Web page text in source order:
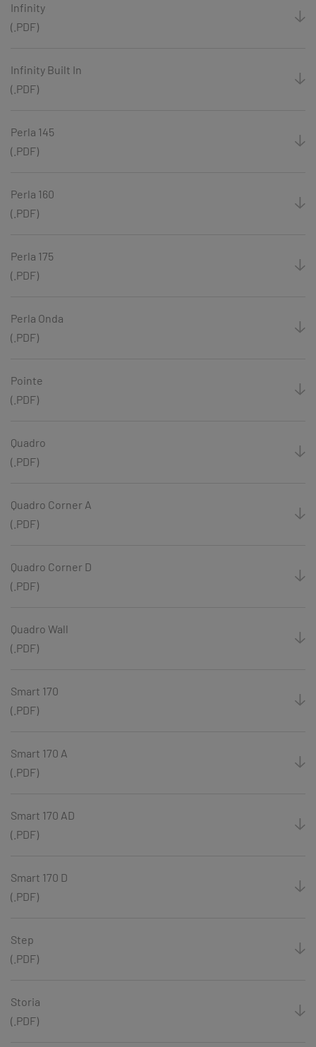
Infinity
(.PDF)
Infinity Built In
(.PDF)
Perla 145
(.PDF)
Perla 160
(.PDF)
Perla 175
(.PDF)
Perla Onda
(.PDF)
Pointe
(.PDF)
Quadro
(.PDF)
Quadro Corner A
(.PDF)
Quadro Corner D
(.PDF)
Quadro Wall
(.PDF)
Smart 170
(.PDF)
Smart 170 A
(.PDF)
Smart 170 AD
(.PDF)
Smart 170 D
(.PDF)
Step
(.PDF)
Storia
(.PDF)